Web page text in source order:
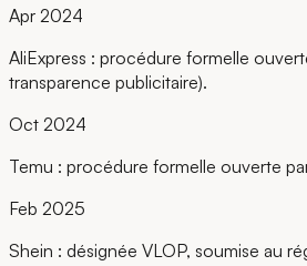
Apr 2024
AliExpress : procédure formelle
transparence publicitaire).
Oct 2024
Temu : procédure formelle ouverte
Feb 2025
Shein : désignée VLOP, soumise au